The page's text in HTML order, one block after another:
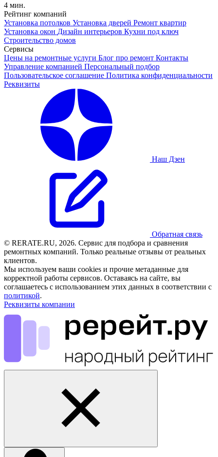
4 мин.
Рейтинг компаний
Установка потолков Установка дверей Ремонт квартир
Установка окон Дизайн интерьеров Кухни под ключ
Строительство домов
Сервисы
Цены на ремонтные услуги Блог про ремонт Контакты
Управление компанией Персональный подбор
Пользовательское соглашение Политика конфиденциальности
Реквизиты
Наш Дзен
Обратная связь
© RERATE.RU, 2026. Сервис для подбора и сравнения
ремонтных компаний. Только реальные отзывы от реальных
клиентов.
Мы используем ваши cookies и прочие метаданные для
корректной работы сервисов. Оставаясь на сайте, вы
соглашаетесь с использованием этих данных в соответствии с
политикой.
Реквизиты компании